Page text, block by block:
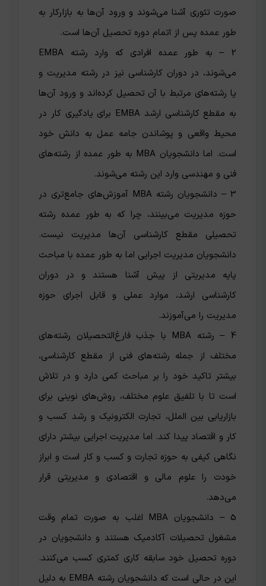
صورت تئوری آشنا می‌شوند و ورود آن‌ها به بازارکار به
طور عمده پس از اتمام دوره تحصیل آن‌ها است.
2 – به طور عمده افرادی که وارد رشته EMBA
می‌شوند، در دوران کارشناسی نیز در رشته مدیریت و
یا رشته‌های مرتبط با آن تحصیل کرده‌اند و ورود آن‌ها
به مقطع کارشناسی ارشد EMBA برای یادگیری کار در
محیط واقعی و پوشاندن جامه عمل به دانش خود
است. اما دانشجویان MBA به طور عمده از رشته‌های
فنی و مهندسی وارد این رشته می‌شوند.
3 – دانشجویان رشته MBA آموزش‌های جامع‌تری در
حوزه مدیریت می‌بینند، چرا که به طور عمده رشته
تحصیلی مقطع کارشناسی آن‌ها مدیریت نیست.
دانشجویان مدیریت اجرایی اما به طور عمده با مباحث
پایه مدیریتی از پیش آشنا هستند و در دوران
کارشناسی ارشد، موارد عملی و قابل اجرای حوزه
مدیریت را می‌آموزند.
4 – رشته MBA با جذب فارغ‌التحصیلان رشته‌های
مختلف از جمله رشته‌های فنی از مقطع کارشناسی،
بیشتر تاکید خود را بر مباحث کمی دارد و در تلاش
است تا با تلفیق علوم مختلف، روش‌های نوینی برای
بازاریابی بین الملل، تجارت الکترونیک و رشد کسب و
کار و اقتصاد پیدا کند. اما مدیریت اجرایی بیشتر دارای
نگاهی کیفی به حوزه تجارت و کسب و کار است و ابراز
خودت را علوم مالی و اقتصادی و مدیریتی قرار
می‌دهد.
5 – دانشجویان MBA اغلب به صورت تمام وقت
مشغول تحصیلات آکادمیک هستند و دانشجویان در
دوره تحصیل خود سابقه کاری کمتری کسب می‌کنند.
این در حالی است که دانشجویان رشته EMBA به دلیل